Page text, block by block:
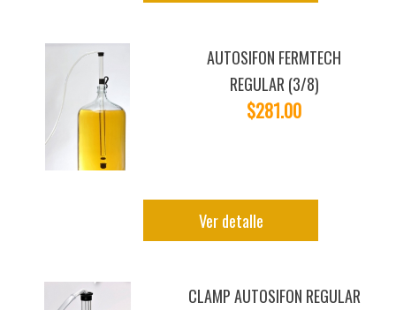
AUTOSIFON FERMTECH
REGULAR (3/8)
$281.00
Ver detalle
CLAMP AUTOSIFON REGULAR